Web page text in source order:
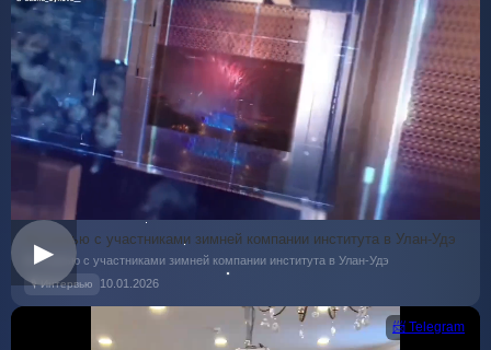
▶
Интервью с участниками зимней компании института в Улан-Удэ
Интервью с участниками зимней компании института в Улан-Удэ
🎙 Интервью 10.01.2026
📨 Telegram